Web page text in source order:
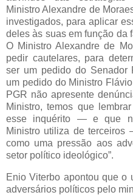
Ministro Alexandre de
investigados, para aplicar
deles às suas em função da
O Ministro Alexandre de
pedir cautelares, para
ser um pedido do Senador
um pedido do Ministro
PGR não apresente
Ministro, temos que
esse inquérito — e que
Ministro utiliza de
como uma pressão aos
setor político ideológico”.
Enio Viterbo apontou que o
adversários políticos pelo